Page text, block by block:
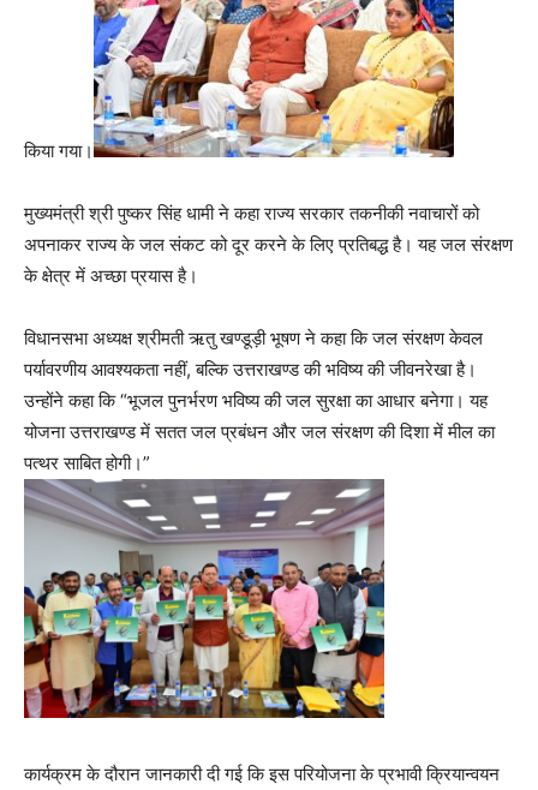
किया गया।
मुख्यमंत्री श्री पुष्कर सिंह धामी ने कहा राज्य सरकार तकनीकी नवाचारों को
अपनाकर राज्य के जल संकट को दूर करने के लिए प्रतिबद्ध है। यह जल संरक्षण
के क्षेत्र में अच्छा प्रयास है।
विधानसभा अध्यक्ष श्रीमती ऋतु खण्डूड़ी भूषण ने कहा कि जल संरक्षण केवल
पर्यावरणीय आवश्यकता नहीं, बल्कि उत्तराखण्ड की भविष्य की जीवनरेखा है।
उन्होंने कहा कि “भूजल पुनर्भरण भविष्य की जल सुरक्षा का आधार बनेगा। यह
योजना उत्तराखण्ड में सतत जल प्रबंधन और जल संरक्षण की दिशा में मील का
पत्थर साबित होगी।”
कार्यक्रम के दौरान जानकारी दी गई कि इस परियोजना के प्रभावी क्रियान्वयन